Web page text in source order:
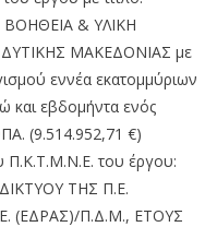
ΒΟΗΘΕΙΑ & ΥΛΙΚΗ
ΜΑΚΕΔΟΝΙΑΣ με
εννέα εκατομμύριων
και εβδομήντα ενός
(9.514.952,71 €)
Π.Κ.Τ.Μ.Ν.Ε. του έργου:
ΤΗΣ Π.Ε.
(ΕΔΡΑΣ)/Π.Δ.Μ., ΕΤΟΥΣ